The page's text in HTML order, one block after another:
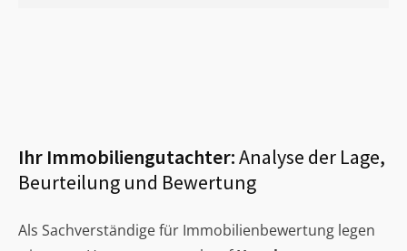
Ihr Immobiliengutachter:Analyse der Lage,
Beurteilung und Bewertung
Als Sachverständige für Immobilienbewertung legen